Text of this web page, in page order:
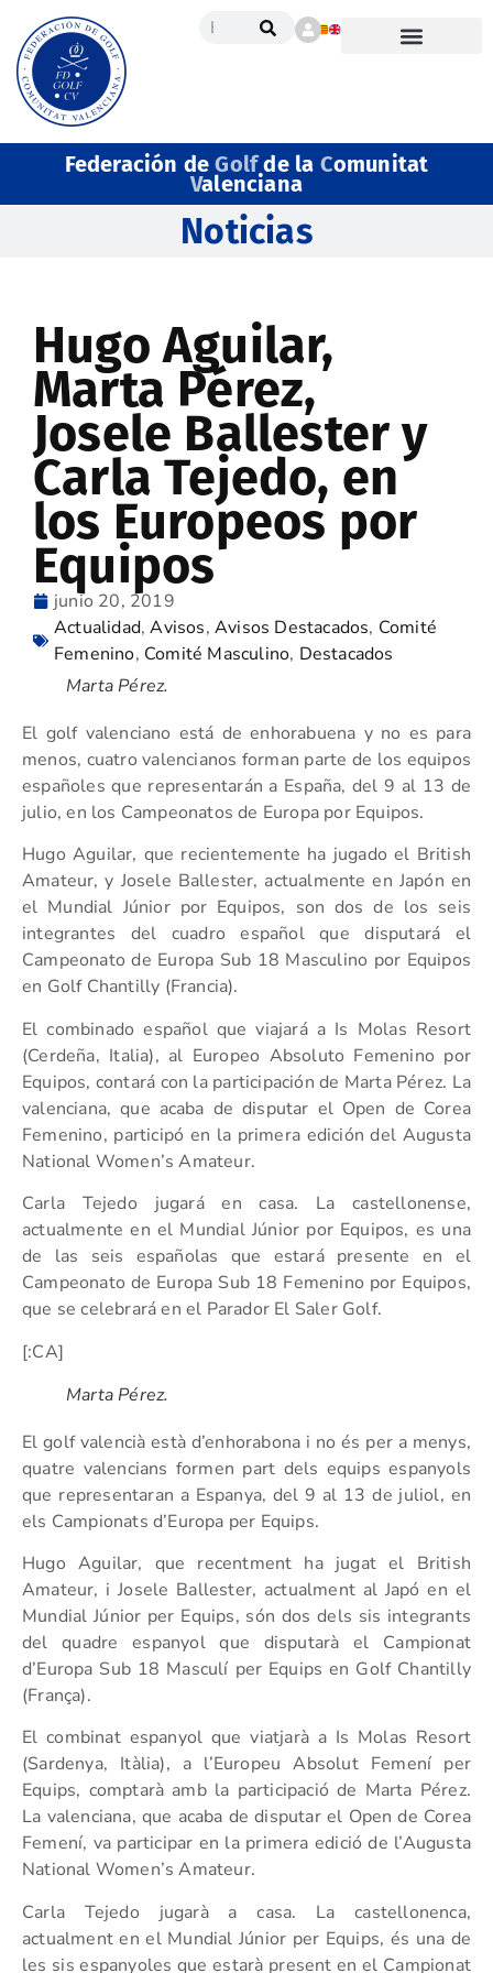
Federación deGolfde la Comunitat
Valenciana
Noticias
Hugo Aguilar,
Marta Pérez,
Josele Ballester y
Carla Tejedo, en
los Europeos por
Equipos
junio 20, 2019
Actualidad,Avisos,Avisos Destacados, Comité
Femenino, Comité Masculino, Destacados
Marta Pérez.
El golf valenciano está de enhorabuena y no es para
menos, cuatro valencianos forman parte de los equipos
españoles que representarán a España, del 9 al 13 de
julio, en los Campeonatos de Europa por Equipos.
Hugo Aguilar, que recientemente ha jugado el British
Amateur, y Josele Ballester, actualmente en Japón en
el Mundial Júnior por Equipos, son dos de los seis
integrantes del cuadro español que disputará el
Campeonato de Europa Sub 18 Masculino por Equipos
en Golf Chantilly (Francia).
El combinado español que viajará a Is Molas Resort
(Cerdeña, Italia), al Europeo Absoluto Femenino por
Equipos, contará con la participación de Marta Pérez. La
valenciana, que acaba de disputar el Open de Corea
Femenino, participó en la primera edición del Augusta
National Women’s Amateur.
Carla Tejedo jugará en casa. La castellonense,
actualmente en el Mundial Júnior por Equipos, es una
de las seis españolas que estará presente en el
Campeonato de Europa Sub 18 Femenino por Equipos,
que se celebrará en el Parador El Saler Golf.
[:CA]
Marta Pérez.
El golf valencià està d’enhorabona i no és per a menys,
quatre valencians formen part dels equips espanyols
que representaran a Espanya, del 9 al 13 de juliol, en
els Campionats d’Europa per Equips.
Hugo Aguilar, que recentment ha jugat el British
Amateur, i Josele Ballester, actualment al Japó en el
Mundial Júnior per Equips, són dos dels sis integrants
del quadre espanyol que disputarà el Campionat
d’Europa Sub 18 Masculí per Equips en Golf Chantilly
(França).
El combinat espanyol que viatjarà a Is Molas Resort
(Sardenya, Itàlia), a l’Europeu Absolut Femení per
Equips, comptarà amb la participació de Marta Pérez.
La valenciana, que acaba de disputar el Open de Corea
Femení, va participar en la primera edició de l’Augusta
National Women’s Amateur.
Carla Tejedo jugarà a casa. La castellonenca,
actualment en el Mundial Júnior per Equips, és una de
les sis espanyoles que estarà present en el Campionat